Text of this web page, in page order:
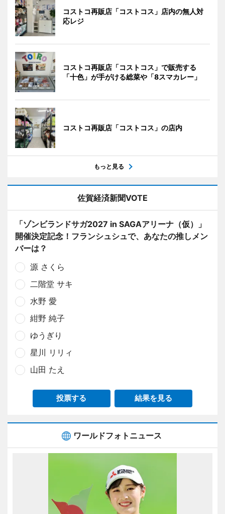
コストコ再販店「コストコス」店内の無人対
応レジ
コストコ再販店「コストコス」で販売する
「十色」が手がける総菜や「8スマカレー」
コストコ再販店「コストコス」の店内
もっと見る
佐賀経済新聞VOTE
「ゾンビランドサガ2027 in SAGAアリーナ（仮）」
開催決定記念！フランシュシュで、あなたの推しメン
バーは？
源 さくら
二階堂 サキ
水野 愛
紺野 純子
ゆうぎり
星川 リリィ
山田 たえ
投票する 結果を見る
ワールドフォトニュース